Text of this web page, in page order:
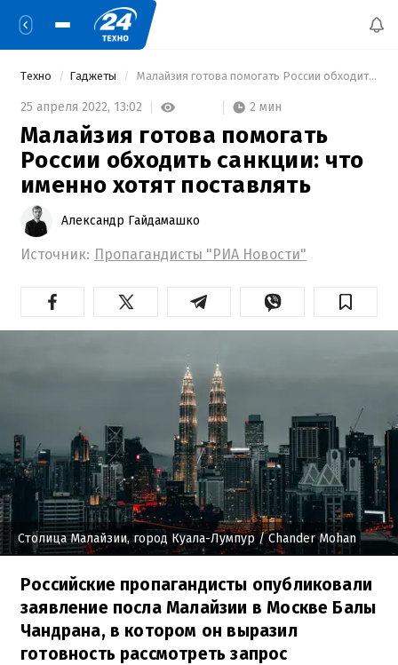
Техно Гаджеты Малайзия готова помогать России обходить санкции: что именно хотят поставлять
25 апреля 2022, 13:02 2 мин
Малайзия готова помогать
России обходить санкции: что
именно хотят поставлять
Александр Гайдамашко
Источник: Пропагандисты "РИА Новости"
Столица Малайзии, город Куала-Лумпур / Chander Mohan
Российские пропагандисты опубликовали
заявление посла Малайзии в Москве Балы
Чандрана, в котором он выразил
готовность рассмотреть запрос